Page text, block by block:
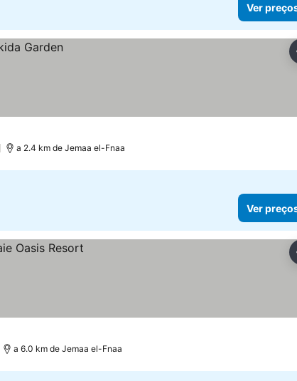
Ver
a 2.4 km de Jemaa el-Fnaa
Ver
a 6.0 km de Jemaa el-Fnaa